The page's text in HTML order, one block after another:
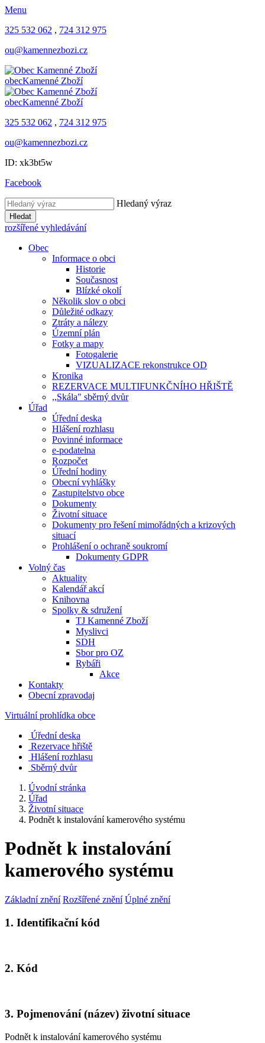
Menu
325 532 062 , 724 312 975
ou@kamennezbozi.cz
obecKamenné Zboží
obecKamenné Zboží
325 532 062 , 724 312 975
ou@kamennezbozi.cz
ID: xk3bt5w
Facebook
Hledaný výraz
Hledat
rozšířené vyhledávání
Obec
Informace o obci
Historie
Současnost
Blízké okolí
Několik slov o obci
Důležité odkazy
Ztráty a nálezy
Územní plán
Fotky a mapy
Fotogalerie
VIZUALIZACE rekonstrukce OD
Kronika
REZERVACE MULTIFUNKČNÍHO HŘIŠTĚ
,,Skála" sběrný dvůr
Úřad
Úřední deska
Hlášení rozhlasu
Povinné informace
e-podatelna
Rozpočet
Úřední hodiny
Obecní vyhlášky
Zastupitelstvo obce
Dokumenty
Životní situace
Dokumenty pro řešení mimořádných a krizových
situací
Prohlášení o ochraně soukromí
Dokumenty GDPR
Volný čas
Aktuality
Kalendář akcí
Knihovna
Spolky & sdružení
TJ Kamenné Zboží
Myslivci
SDH
Sbor pro OZ
Rybáři
Akce
Kontakty
Obecní zpravodaj
Virtuální prohlídka obce
Úřední deska
Rezervace hřiště
Hlášení rozhlasu
Sběrný dvůr
Úvodní stránka
Úřad
Životní situace
Podnět k instalování kamerového systému
Podnět k instalování
kamerového systému
Základní znění Rozšířené znění Úplné znění
1. Identifikační kód
2. Kód
3. Pojmenování (název) životní situace
Podnět k instalování kamerového systému